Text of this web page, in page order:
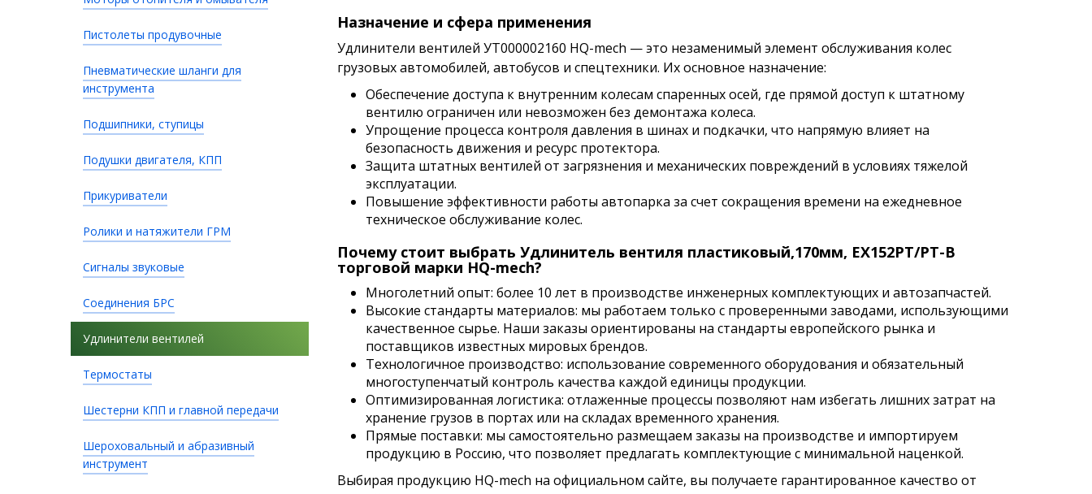
Пистолеты продувочные
Пневматические шланги для
инструмента
Подшипники, ступицы
Подушки двигателя, КПП
Прикуриватели
Ролики и натяжители ГРМ
Сигналы звуковые
Соединения БРС
Удлинители вентилей
Термостаты
Шестерни КПП и главной передачи
Шероховальный и абразивный
инструмент
Назначение и сфера применения
Удлинители вентилей УТ000002160 HQ-mech — это незаменимый элемент обслуживания колес
грузовых автомобилей, автобусов и спецтехники. Их основное назначение:
Обеспечение доступа к внутренним колесам спаренных осей, где прямой доступ к штатному
вентилю ограничен или невозможен без демонтажа колеса.
Упрощение процесса контроля давления в шинах и подкачки, что напрямую влияет на
безопасность движения и ресурс протектора.
Защита штатных вентилей от загрязнения и механических повреждений в условиях тяжелой
эксплуатации.
Повышение эффективности работы автопарка за счет сокращения времени на ежедневное
техническое обслуживание колес.
Почему стоит выбрать Удлинитель вентиля пластиковый,170мм, EX152PT/PT-B
торговой марки HQ-mech?
Многолетний опыт: более 10 лет в производстве инженерных комплектующих и автозапчастей.
Высокие стандарты материалов: мы работаем только с проверенными заводами, использующими
качественное сырье. Наши заказы ориентированы на стандарты европейского рынка и
поставщиков известных мировых брендов.
Технологичное производство: использование современного оборудования и обязательный
многоступенчатый контроль качества каждой единицы продукции.
Оптимизированная логистика: отлаженные процессы позволяют нам избегать лишних затрат на
хранение грузов в портах или на складах временного хранения.
Прямые поставки: мы самостоятельно размещаем заказы на производстве и импортируем
продукцию в Россию, что позволяет предлагать комплектующие с минимальной наценкой.
Выбирая продукцию HQ-mech на официальном сайте, вы получаете гарантированное качество от